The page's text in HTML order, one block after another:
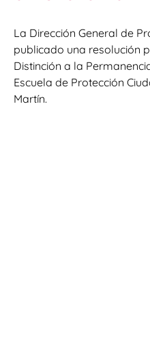
La Dirección General de
publicado una resolución
Distinción a la
Escuela de Protección
Martín.